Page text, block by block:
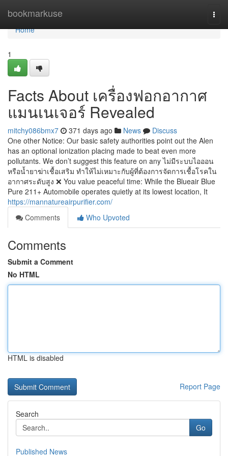
bookmarkuse
Home
Home
1
Facts About เครื่องฟอกอากาศ
แมนเนเจอร์ Revealed
mitchy086bmx7 371 days ago News
Discuss
One other Notice: Our basic safety authorities point out the Alen
has an optional ionization placing made to beat even more
pollutants. We don’t suggest this feature on any ไม่มีระบบไอออน
หรือน้ำยาฆ่าเชื้อเสริม ทำให้ไม่เหมาะกับผู้ที่ต้องการจัดการเชื้อโรคใน
อากาศระดับสูง ❌ You value peaceful time: While the Blueair Blue
Pure 211+ Automobile operates quietly at its lowest location, It
https://mannatureairpurifier.com/
Comments
Who Upvoted
Comments
Submit a Comment
No HTML
HTML is disabled
Report Page
Search
Go
Published News